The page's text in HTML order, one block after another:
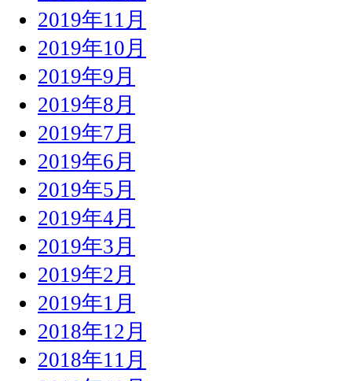
2019年11月
2019年10月
2019年9月
2019年8月
2019年7月
2019年6月
2019年5月
2019年4月
2019年3月
2019年2月
2019年1月
2018年12月
2018年11月